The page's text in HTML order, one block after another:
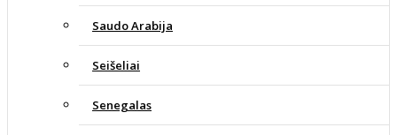
Saudo Arabija
Seišeliai
Senegalas